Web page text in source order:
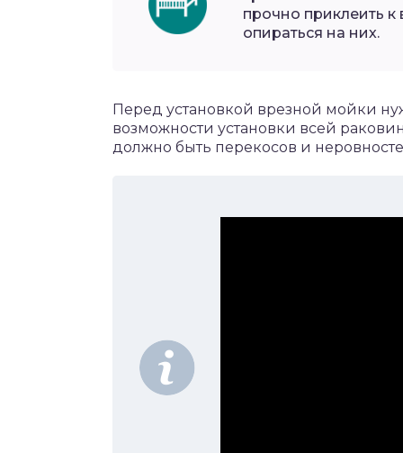
прочно приклеить к
опираться на них.
Перед установкой врезной мойки
возможности установки всей
должно быть перекосов и